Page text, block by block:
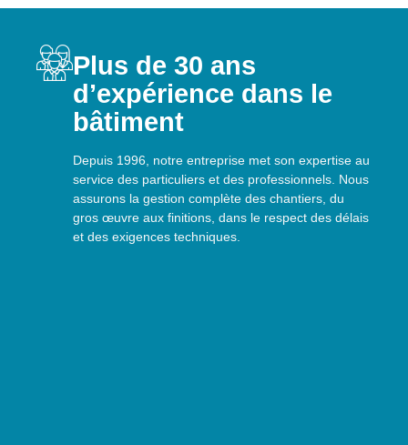
Plus de 30 ans
d’expérience dans le
bâtiment
Depuis 1996, notre entreprise met son expertise au
service des particuliers et des professionnels. Nous
assurons la gestion complète des chantiers, du
gros œuvre aux finitions, dans le respect des délais
et des exigences techniques.